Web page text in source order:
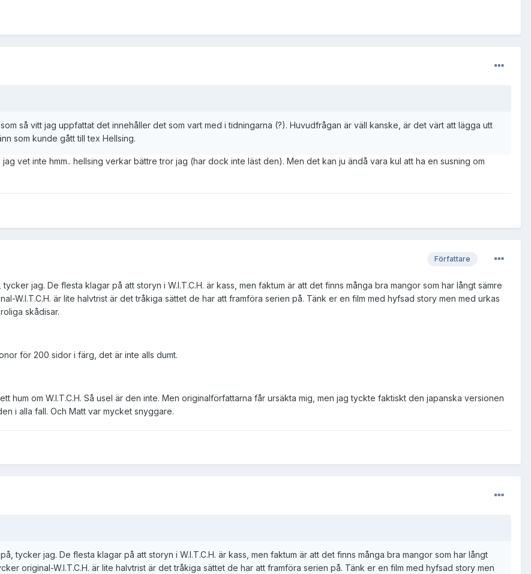
så vitt jag uppfattat det innehåller det som vart med i tidningarna (?). Huvudfrågan är väll kanske, är det värt att lägga utt
som kunde gått till tex Hellsing.
vet inte hmm.. hellsing verkar bättre tror jag (har dock inte läst den). Men det kan ju ändå vara kul att ha en susning om
Författare
jag. De flesta klagar på att storyn i W.I.T.C.H. är kass, men faktum är att det finns många bra mangor som har långt sämre
W.I.T.C.H. är lite halvtrist är det tråkiga sättet de har att framföra serien på. Tänk er en film med hyfsad story men med urkas
skådisar.
för 200 sidor i färg, det är inte alls dumt.
hum om W.I.T.C.H. Så usel är den inte. Men originalförfattarna får ursäkta mig, men jag tyckte faktiskt den japanska versionen
i alla fall. Och Matt var mycket snyggare.
tycker jag. De flesta klagar på att storyn i W.I.T.C.H. är kass, men faktum är att det finns många bra mangor som har långt
original-W.I.T.C.H. är lite halvtrist är det tråkiga sättet de har att framföra serien på. Tänk er en film med hyfsad story men